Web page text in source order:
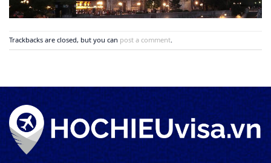
Trackbacks are closed, but you can post a comment